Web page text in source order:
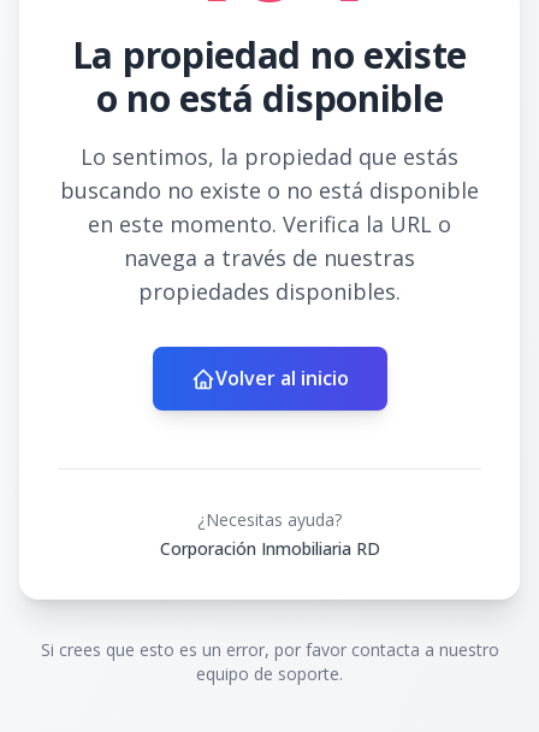
La propiedad no existe
o no está disponible
Lo sentimos, la propiedad que estás
buscando no existe o no está disponible
en este momento. Verifica la URL o
navega a través de nuestras
propiedades disponibles.
Volver al inicio
¿Necesitas ayuda?
Corporación Inmobiliaria RD
Si crees que esto es un error, por favor contacta a nuestro
equipo de soporte.